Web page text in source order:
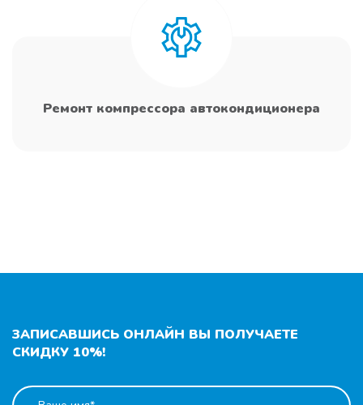
Ремонт компрессора автокондиционера
ЗАПИСАВШИСЬ ОНЛАЙН ВЫ ПОЛУЧАЕТЕ
СКИДКУ 10%!